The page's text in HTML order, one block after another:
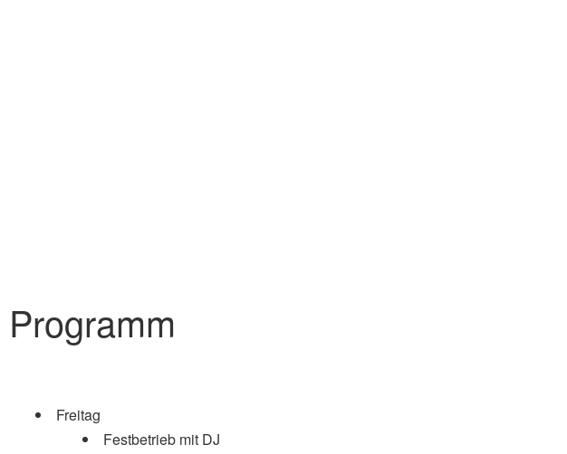
Programm
Freitag
Festbetrieb mit DJ